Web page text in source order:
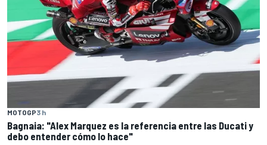
MOTOGP3 h
Bagnaia: "Alex Marquez es la referencia entre las Ducati y
debo entender cómo lo hace"